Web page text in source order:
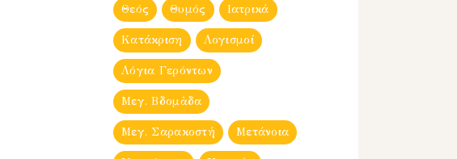
Θεός Θυμός Ιατρικά
Κατάκριση Λογισμοί
Λόγια Γερόντων
Μεγ. Βδομἀδα
Μεγ. Σαρακοστή Μετάνοια